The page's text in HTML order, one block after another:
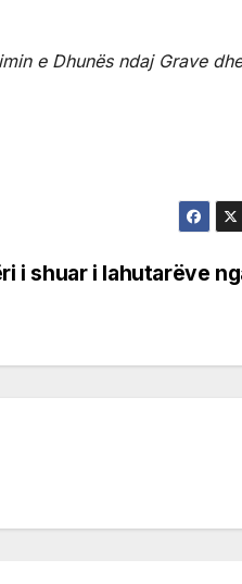
e Dhunës ndaj Grave
i shuar i lahutarëve